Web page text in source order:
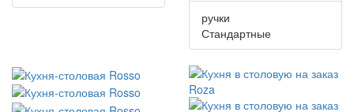
ручки
Стандартные